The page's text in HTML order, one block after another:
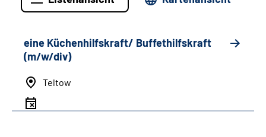
eine Küchenhilfskraft/ Buffethilfskraft
(m/w/div)
Teltow